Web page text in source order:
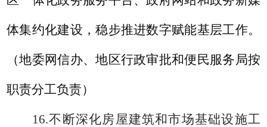
体集约化建设，稳步推进数字赋能基层工作。
（地委网信办、地区行政审批和便民服务局按
职责分工负责）
16.不断深化房屋建筑和市场基础设施工